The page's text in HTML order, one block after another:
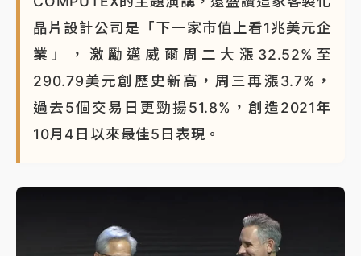
晶片設計公司是「下一家市值上看1兆美元企
業」，激勵邁威爾周二大漲32.52%至
290.79美元創歷史新高，周三再漲3.7%，
過去5個交易日更勁揚51.8%，創造2021年
10月4日以來最佳5日表現。